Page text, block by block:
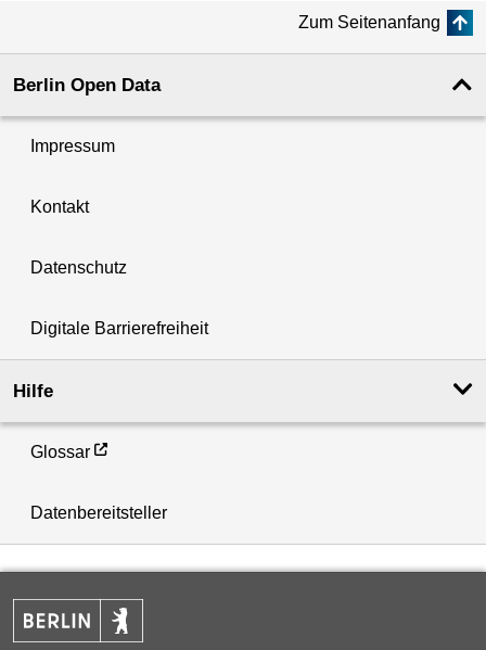
Zum Seitenanfang
Berlin Open Data
Impressum
Kontakt
Datenschutz
Digitale Barrierefreiheit
Hilfe
Glossar
Datenbereitsteller